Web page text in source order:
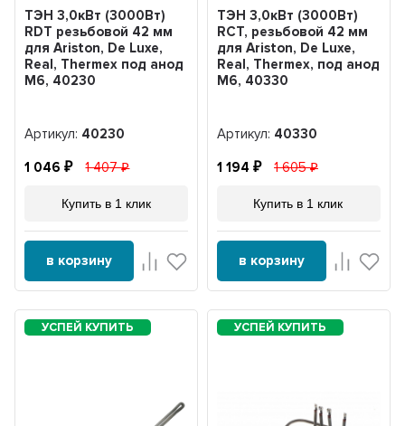
ТЭН 3,0кВт (3000Вт)
RDT резьбовой 42 мм
для Ariston, De Luxe,
Real, Thermex под анод
М6, 40230
Артикул: 40230
1 046 1 407
Купить в 1 клик
в корзину
ТЭН 3,0кВт (3000Вт)
RCT, резьбовой 42 мм
для Ariston, De Luxe,
Real, Thermex, под анод
М6, 40330
Артикул: 40330
1 194 1 605
Купить в 1 клик
в корзину